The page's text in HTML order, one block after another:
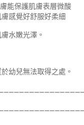
能保護肌膚表層微酸
感覺好舒服好柔細
水嫩光澤。
幼兒無法取得之處。